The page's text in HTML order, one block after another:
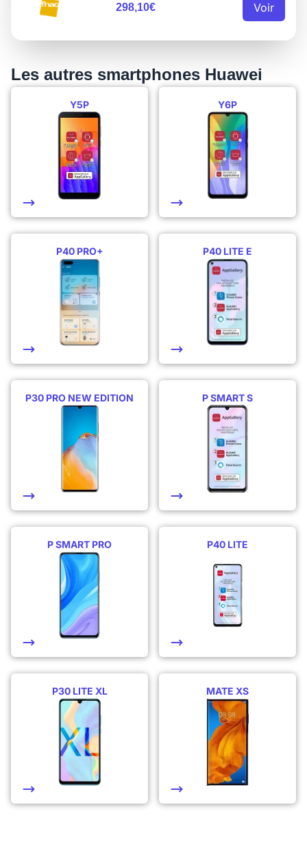
298,10€ Voir
Les autres smartphones Huawei
Y5P Y6P
P40 PRO+ P40 LITE E
P30 PRO NEW EDITION P SMART S
P SMART PRO P40 LITE
P30 LITE XL MATE XS